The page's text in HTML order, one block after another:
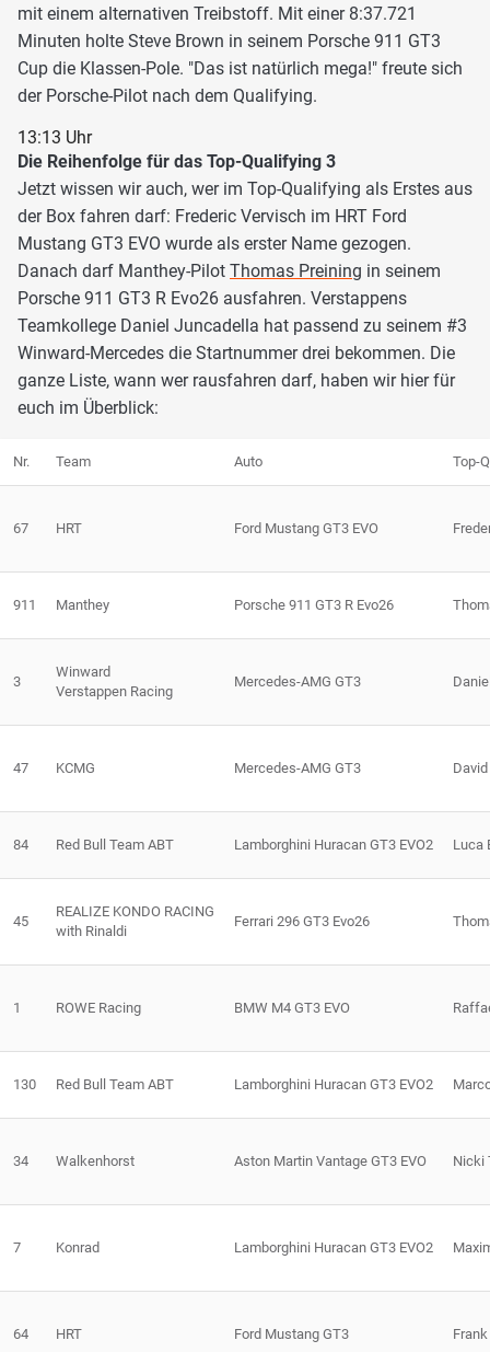
mit einem alternativen Treibstoff. Mit einer 8:37.721
Minuten holte Steve Brown in seinem Porsche 911 GT3
Cup die Klassen-Pole. "Das ist natürlich mega!" freute sich
der Porsche-Pilot nach dem Qualifying.
13:13 Uhr
Die Reihenfolge für das Top-Qualifying 3
Jetzt wissen wir auch, wer im Top-Qualifying als Erstes aus
der Box fahren darf: Frederic Vervisch im HRT Ford
Mustang GT3 EVO wurde als erster Name gezogen.
Danach darf Manthey-Pilot Thomas Preining in seinem
Porsche 911 GT3 R Evo26 ausfahren. Verstappens
Teamkollege Daniel Juncadella hat passend zu seinem #3
Winward-Mercedes die Startnummer drei bekommen. Die
ganze Liste, wann wer rausfahren darf, haben wir hier für
euch im Überblick:
Nr. Team Auto Top-
67 HRT Ford Mustang GT3 EVO
911 Manthey Porsche 911 GT3 R Evo26
3
Winward
Verstappen Racing
Mercedes-AMG GT3
47 KCMG Mercedes-AMG GT3
84 Red Bull Team ABT Lamborghini Huracan GT3 EVO2 Luca
45
REALIZE KONDO RACING
with Rinaldi
Ferrari 296 GT3 Evo26
1 ROWE Racing BMW M4 GT3 EVO
130 Red Bull Team ABT Lamborghini Huracan GT3 EVO2
34 Walkenhorst Aston Martin Vantage GT3 EVO Nicki
7 Konrad Lamborghini Huracan GT3 EVO2
64 HRT Ford Mustang GT3